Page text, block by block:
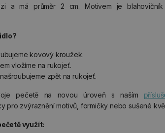
a má průměr 2 cm. Motivem je blahovičník
kovový kroužek.
vložíme na rukojeť.
zpět na rukojeť.
pečetě na novou úroveň s naším
pro zvýraznění motivů, formičky nebo sušené
využít: